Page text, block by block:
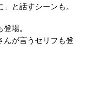
と話すシーンも。
場。
んが言うセリフも登